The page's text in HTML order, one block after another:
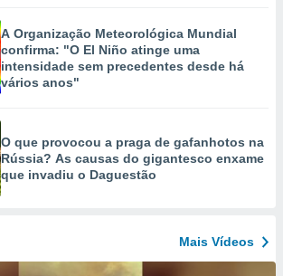
A Organização Meteorológica Mundial
confirma: "O El Niño atinge uma
intensidade sem precedentes desde há
vários anos"
O que provocou a praga de gafanhotos na
Rússia? As causas do gigantesco enxame
que invadiu o Daguestão
Mais Vídeos